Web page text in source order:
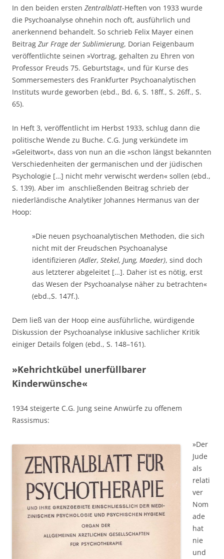
In den beiden ersten Zentralblatt-Heften von 1933 wurde
die Psychoanalyse ohnehin noch oft, ausführlich und
anerkennend behandelt. So schrieb Felix Mayer einen
Beitrag Zur Frage der Sublimierung, Dorian Feigenbaum
veröffentlichte seinen »Vortrag, gehalten zu Ehren von
Professor Freuds 75. Geburtstag«, und für Kurse des
Sommersemesters des Frankfurter Psychoanalytischen
Instituts wurde geworben (ebd., Bd. 6, S. 18ff., S. 26ff., S.
65).
In Heft 3, veröffentlicht im Herbst 1933, schlug dann die
politische Wende zu Buche. C.G. Jung verkündete im
»Geleitwort«, dass von nun an die »schon längst bekannten
Verschiedenheiten der germanischen und der jüdischen
Psychologie […] nicht mehr verwischt werden« sollen (ebd.,
S. 139). Aber im anschließenden Beitrag schrieb der
niederländische Analytiker Johannes Hermanus van der
Hoop:
»Die neuen psychoanalytischen Methoden, die sich
nicht mit der Freudschen Psychoanalyse
identifizieren (Adler, Stekel, Jung, Maeder), sind doch
aus letzterer abgeleitet […]. Daher ist es nötig, erst
das Wesen der Psychoanalyse näher zu betrachten«
(ebd.,S. 147f.).
Dem ließ van der Hoop eine ausführliche, würdigende
Diskussion der Psychoanalyse inklusive sachlicher Kritik
einiger Details folgen (ebd., S. 148–161).
»Kehrichtkübel unerfüllbarer
Kinderwünsche«
1934 steigerte C.G. Jung seine Anwürfe zu offenem
Rassismus:
»Der
Jude
als
relati
ver
Nom
ade
hat
nie
und